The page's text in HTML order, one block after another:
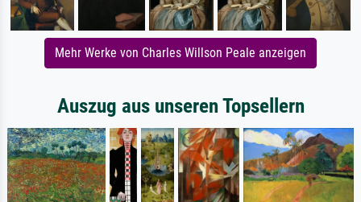
Mehr Werke von Charles Willson Peale anzeigen
Auszug aus unseren Topsellern